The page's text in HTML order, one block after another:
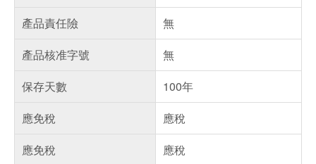
產品責任險
無
產品核准字號
無
保存天數
100年
應免稅
應稅
應免稅
應稅